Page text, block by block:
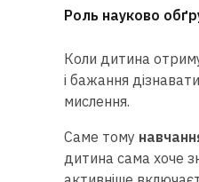
Роль науково
Коли дитина
і бажання
мислення.
Саме тому
дитина сама хоче